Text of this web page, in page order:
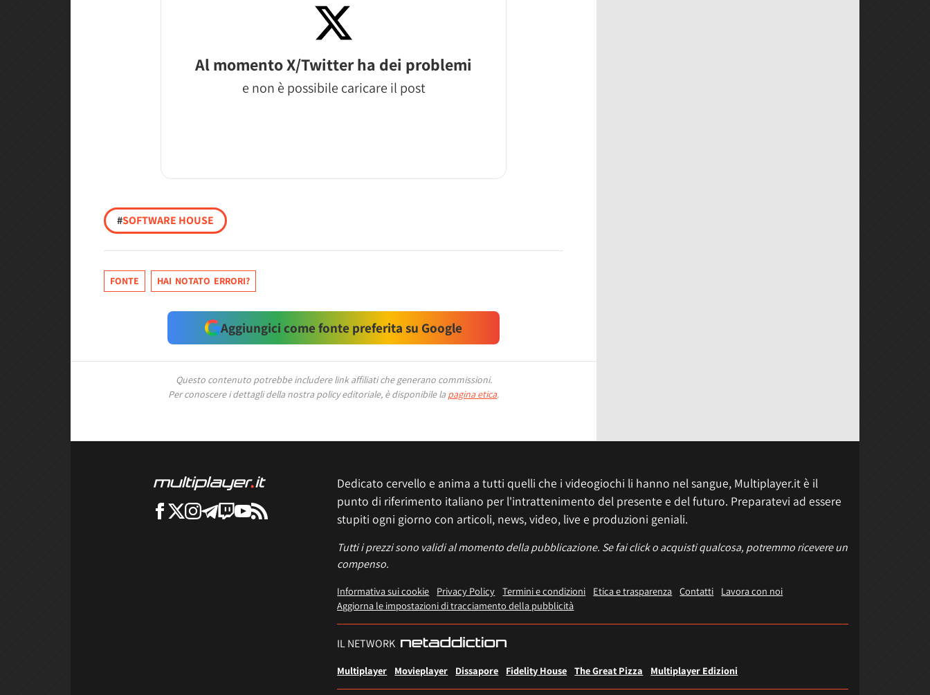
Al momento X/Twitter ha dei problemi
e non è possibile caricare il post
#SOFTWARE HOUSE
FONTE HAI NOTATO ERRORI?
Aggiungici come fonte preferita su Google
Questo contenuto potrebbe includere link affiliati che generano commissioni.
Per conoscere i dettagli della nostra policy editoriale, è disponibile la pagina etica.
Dedicato cervello e anima a tutti quelli che i videogiochi li hanno nel sangue, Multiplayer.it è il
punto di riferimento italiano per l'intrattenimento del presente e del futuro. Preparatevi ad essere
stupiti ogni giorno con articoli, news, video, live e produzioni geniali.
Tutti i prezzi sono validi al momento della pubblicazione. Se fai click o acquisti qualcosa, potremmo ricevere un
compenso.
Informativa sui cookie Privacy Policy Termini e condizioni Etica e trasparenza Contatti
Lavora con noi
Aggiorna le impostazioni di tracciamento della pubblicità
IL NETWORK
Multiplayer Movieplayer Dissapore Fidelity House The Great Pizza Multiplayer Edizioni